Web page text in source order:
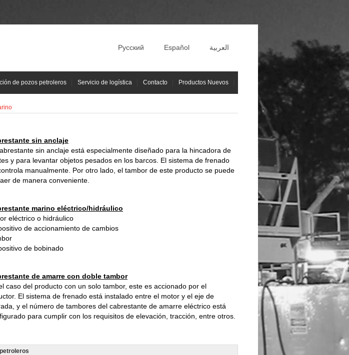
Русский Español العربية
de pozos petroleros Servicio de logística Contacto Productos Nuevos
sin anclaje
sin anclaje está especialmente diseñado para la hincadora de
y para levantar objetos pesados en los barcos. El sistema de frenado
manualmente. Por otro lado, el tambor de este producto se puede
de manera conveniente.
marino eléctrico/hidráulico
eléctrico o hidráulico
de accionamiento de cambios
de bobinado
de amarre con doble tambor
caso del producto con un solo tambor, este es accionado por el
El sistema de frenado está instalado entre el motor y el eje de
y el número de tambores del cabrestante de amarre eléctrico está
para cumplir con los requisitos de elevación, tracción, entre otros.